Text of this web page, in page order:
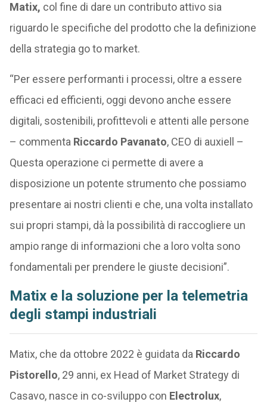
Matix, col fine di dare un contributo attivo sia
riguardo le specifiche del prodotto che la definizione
della strategia go to market.
“Per essere performanti i processi, oltre a essere
efficaci ed efficienti, oggi devono anche essere
digitali, sostenibili, profittevoli e attenti alle persone
– commenta Riccardo Pavanato, CEO di auxiell –
Questa operazione ci permette di avere a
disposizione un potente strumento che possiamo
presentare ai nostri clienti e che, una volta installato
sui propri stampi, dà la possibilità di raccogliere un
ampio range di informazioni che a loro volta sono
fondamentali per prendere le giuste decisioni”.
Matix e la soluzione per la telemetria
degli stampi industriali
Matix, che da ottobre 2022 è guidata da Riccardo
Pistorello, 29 anni, ex Head of Market Strategy di
Casavo, nasce in co-sviluppo con Electrolux,